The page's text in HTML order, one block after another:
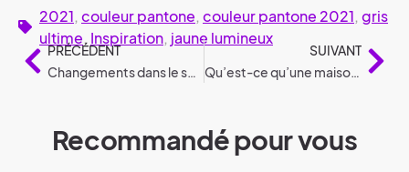
2021, couleur pantone, couleur pantone 2021, gris
ultime, Inspiration, jaune lumineux
PRÉCÉDENT
Changements dans le secteur du logement en 2021
SUIVANT
Qu’est-ce qu’une maison BEN ?
Recommandé pour vous